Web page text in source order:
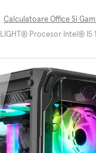
Calculatoare Office Si
Procesor Intel® I5